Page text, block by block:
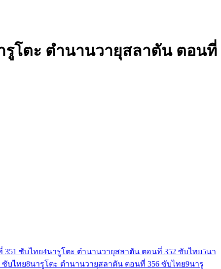
รูโตะ ตำนานวายุสลาตัน ตอนที่
351 ซับไทย4นารูโตะ ตำนานวายุสลาตัน ตอนที่ 352 ซับไทย5นา
ซับไทย8นารูโตะ ตำนานวายุสลาตัน ตอนที่ 356 ซับไทย9นารู